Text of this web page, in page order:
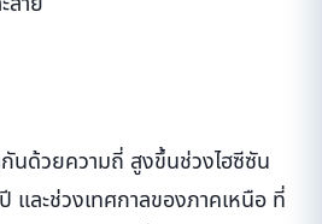
นด้วยความถี่ สูงขึ้นช่วงไฮซีซัน
และช่วงเทศกาลของภาคเหนือ ที่